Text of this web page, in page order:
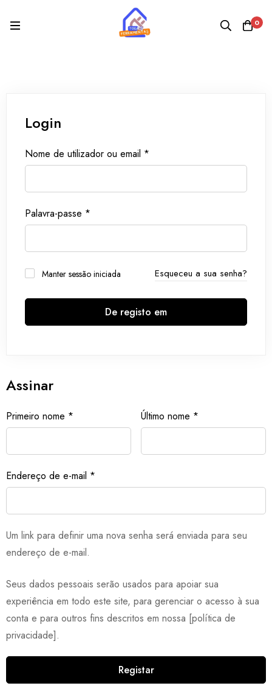
0
Login
Nome de utilizador ou email *
Palavra-passe *
Manter sessão iniciada Esqueceu a sua senha?
De registo em
Assinar
Primeiro nome * Último nome *
Endereço de e-mail *
Um link para definir uma nova senha será enviada para seu
endereço de e-mail.
Seus dados pessoais serão usados para apoiar sua
experiência em todo este site, para gerenciar o acesso à sua
conta e para outros fins descritos em nossa [política de
privacidade].
Registar